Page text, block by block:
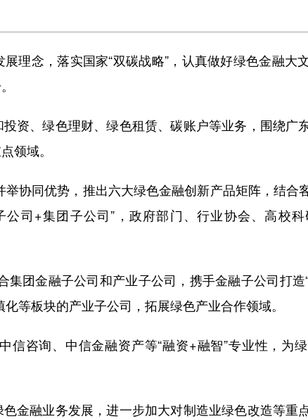
理念，落实国家“双碳战略”，认真做好绿色金融大
资、绿色理财、绿色租赁、碳账户等业务，围绕广
领域。
举协同优势，推出六大绿色金融创新产品矩阵，结合
司+集团子公司”，政府部门、行业协会、高校
集团金融子公司和产业子公司，携手金融子公司打
等板块的产业子公司，拓展绿色产业合作领域。
信咨询、中信金融资产等“融资+融智”专业性，为
金融业务发展，进一步加大对制造业绿色改造等重